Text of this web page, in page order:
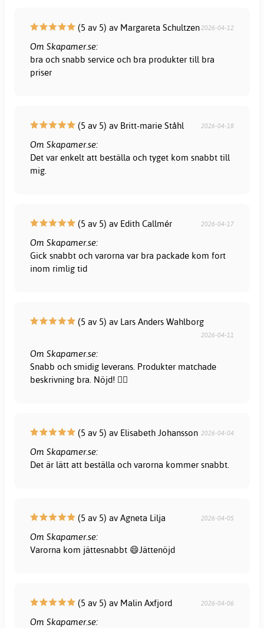
(5 av 5) av Margareta Schultzen2026-04-12
Om Skapamer.se:
bra och snabb service och bra produkter till bra
priser
(5 av 5) av Britt-marie Ståhl 2026-04-18
Om Skapamer.se:
Det var enkelt att beställa och tyget kom snabbt till
mig.
(5 av 5) av Edith Callmér 2026-04-17
Om Skapamer.se:
Gick snabbt och varorna var bra packade kom fort
inom rimlig tid
(5 av 5) av Lars Anders Wahlborg
2026-04-11
Om Skapamer.se:
Snabb och smidig leverans. Produkter matchade
beskrivning bra. Nöjd! 👍🏻
(5 av 5) av Elisabeth Johansson 2026-04-04
Om Skapamer.se:
Det är lätt att beställa och varorna kommer snabbt.
(5 av 5) av Agneta Lilja 2026-04-05
Om Skapamer.se:
Varorna kom jättesnabbt 😄Jättenöjd
(5 av 5) av Malin Axfjord 2026-04-06
Om Skapamer.se: